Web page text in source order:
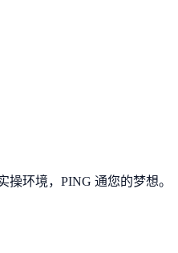
操环境， PING 通您的梦想。